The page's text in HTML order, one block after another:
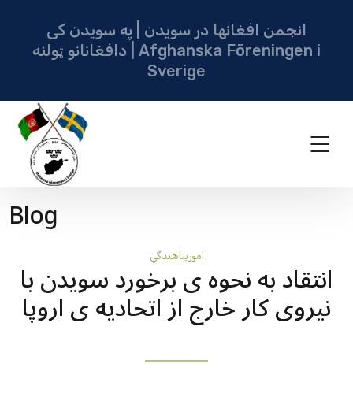
انجمن افغانها در سویدن | په سویدن کی
دافغانانو ټولنه | Afghanska Föreningen i
Sverige
Blog
امورپناهندگي
انتقاد به نحوه ی برخورد سويدن با
نیروی کار خارج از اتحادیه ی اروپا